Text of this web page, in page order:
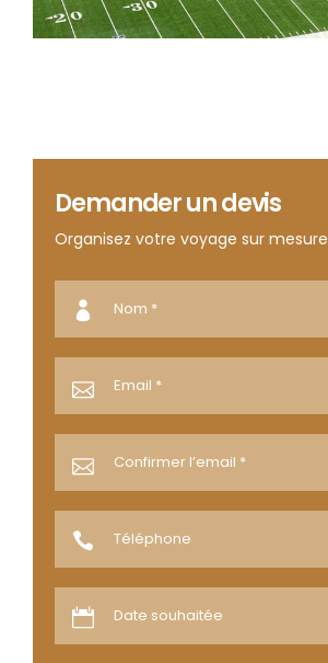
Demander un devis
Organisez votre voyage sur mesure